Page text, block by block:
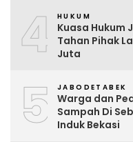
4 HUKUM
Kuasa Hukum
Tahan Pihak
Juta
5 JABODETABEK
Warga dan
Sampah Di
Induk Bekasi